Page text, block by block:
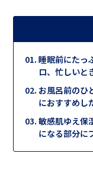
睡眠前にたっ
ロ、忙しいと
お風呂前のひ
におすすめし
敏感肌ゆえ保
になる部分に